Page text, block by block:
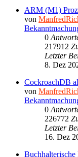
ARM (M1)
von
0
217912
Letzter
8. Dez
CockroachDB
von
0
226772
Letzter
16. Dez
Buchhalterische